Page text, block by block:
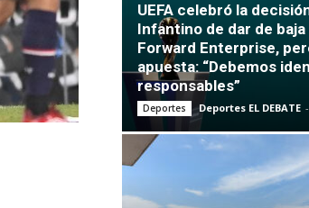
UEFA celebró la
Infantino de dar de baja
Forward Enterprise,
apuesta: “Debemos
responsables”
Deportes Deportes EL DEBATE -